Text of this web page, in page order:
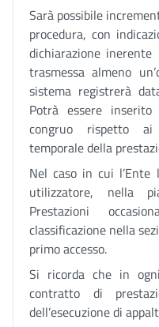
Sarà possibile
procedura, con
dichiarazione
trasmessa almeno
sistema registrerà
Potrà essere
congruo rispetto
temporale della
Nel caso in cui l’Ente
utilizzatore, nella
Prestazioni
classificazione nella
primo accesso.
Si ricorda che in
contratto di
dell’esecuzione di